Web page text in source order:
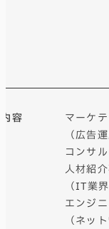
容
マーケ
（広告
コンサル
人材紹
（IT業
エンジ
（ネッ